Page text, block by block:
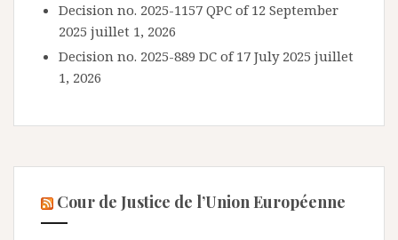
Decision no. 2025-1157 QPC of 12 September
2025 juillet 1, 2026
Decision no. 2025-889 DC of 17 July 2025 juillet
1, 2026
Cour de Justice de l’Union Européenne